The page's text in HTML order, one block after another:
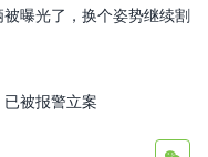
被曝光了，换个姿势继续割
被报警立案